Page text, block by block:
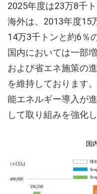
2025年度は23万8千
海外は、2013年度15
14万3千トンと約6％
国内においては一部
および省エネ施策の
を維持しております
能エネルギー導入が
して取り組みを強化